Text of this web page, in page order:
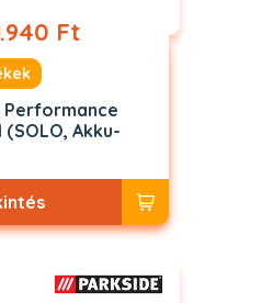
Ft
(SOLO, Akku-